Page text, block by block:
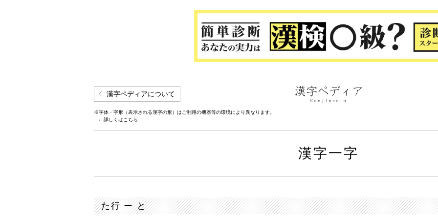
漢字ペディアについて
※字体・字形（表示される漢字の形）はご利用の機器等の環境により異なります。
詳しくはこちら
漢字一字
た行 ー と